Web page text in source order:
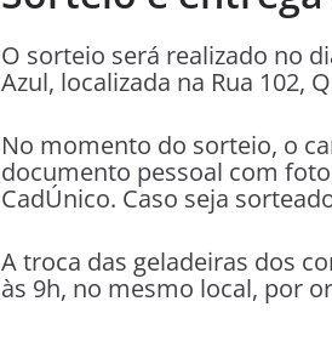
O sorteio será realizado no
Azul, localizada na Rua 102,
No momento do sorteio, o
documento pessoal com
CadÚnico. Caso seja
A troca das geladeiras dos
às 9h, no mesmo local, por